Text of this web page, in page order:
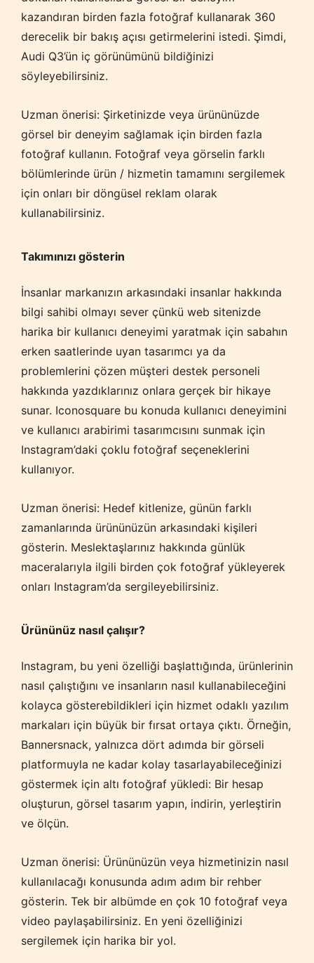
kazandıran birden fazla fotoğraf kullanarak 360
derecelik bir bakış açısı getirmelerini istedi. Şimdi,
Audi Q3’ün iç görünümünü bildiğinizi
söyleyebilirsiniz.
Uzman önerisi: Şirketinizde veya ürününüzde
görsel bir deneyim sağlamak için birden fazla
fotoğraf kullanın. Fotoğraf veya görselin farklı
bölümlerinde ürün / hizmetin tamamını sergilemek
için onları bir döngüsel reklam olarak
kullanabilirsiniz.
Takımınızı gösterin
İnsanlar markanızın arkasındaki insanlar hakkında
bilgi sahibi olmayı sever çünkü web sitenizde
harika bir kullanıcı deneyimi yaratmak için sabahın
erken saatlerinde uyan tasarımcı ya da
problemlerini çözen müşteri destek personeli
hakkında yazdıklarınız onlara gerçek bir hikaye
sunar. Iconosquare bu konuda kullanıcı deneyimini
ve kullanıcı arabirimi tasarımcısını sunmak için
Instagram’daki çoklu fotoğraf seçeneklerini
kullanıyor.
Uzman önerisi: Hedef kitlenize, günün farklı
zamanlarında ürününüzün arkasındaki kişileri
gösterin. Meslektaşlarınız hakkında günlük
maceralarıyla ilgili birden çok fotoğraf yükleyerek
onları Instagram’da sergileyebilirsiniz.
Ürününüz nasıl çalışır?
Instagram, bu yeni özelliği başlattığında, ürünlerinin
nasıl çalıştığını ve insanların nasıl kullanabileceğini
kolayca gösterebildikleri için hizmet odaklı yazılım
markaları için büyük bir fırsat ortaya çıktı. Örneğin,
Bannersnack, yalnızca dört adımda bir görseli
platformuyla ne kadar kolay tasarlayabileceğinizi
göstermek için altı fotoğraf yükledi: Bir hesap
oluşturun, görsel tasarım yapın, indirin, yerleştirin
ve ölçün.
Uzman önerisi: Ürününüzün veya hizmetinizin nasıl
kullanılacağı konusunda adım adım bir rehber
gösterin. Tek bir albümde en çok 10 fotoğraf veya
video paylaşabilirsiniz. En yeni özelliğinizi
sergilemek için harika bir yol.